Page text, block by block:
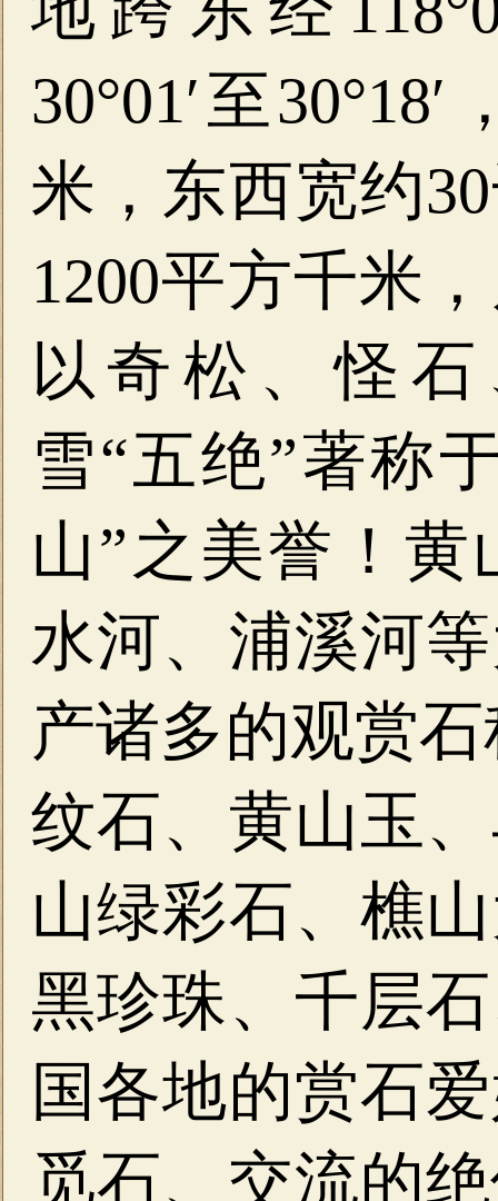
30°01′至
米，东西宽约
1200平方千米
以奇松、怪
雪“五绝”著称
山”之美誉！
水河、浦溪河
产诸多的观赏
纹石、黄山玉
山绿彩石、樵
黑珍珠、千层
国各地的赏石
觅石、交流的